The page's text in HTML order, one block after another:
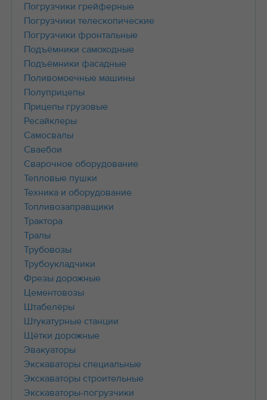
Погрузчики грейферные
Погрузчики телескопические
Погрузчики фронтальные
Подъёмники самоходные
Подъёмники фасадные
Поливомоечные машины
Полуприцепы
Прицепы грузовые
Ресайклеры
Самосвалы
Сваебои
Сварочное оборудование
Тепловые пушки
Техника и оборудование
Топливозаправщики
Трактора
Тралы
Трубовозы
Трубоукладчики
Фрезы дорожные
Цементовозы
Штабелёры
Штукатурные станции
Щётки дорожные
Эвакуаторы
Экскаваторы специальные
Экскаваторы строительные
Экскаваторы-погрузчики